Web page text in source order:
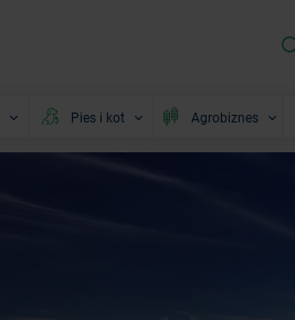
Pies i kot Agrobiznes